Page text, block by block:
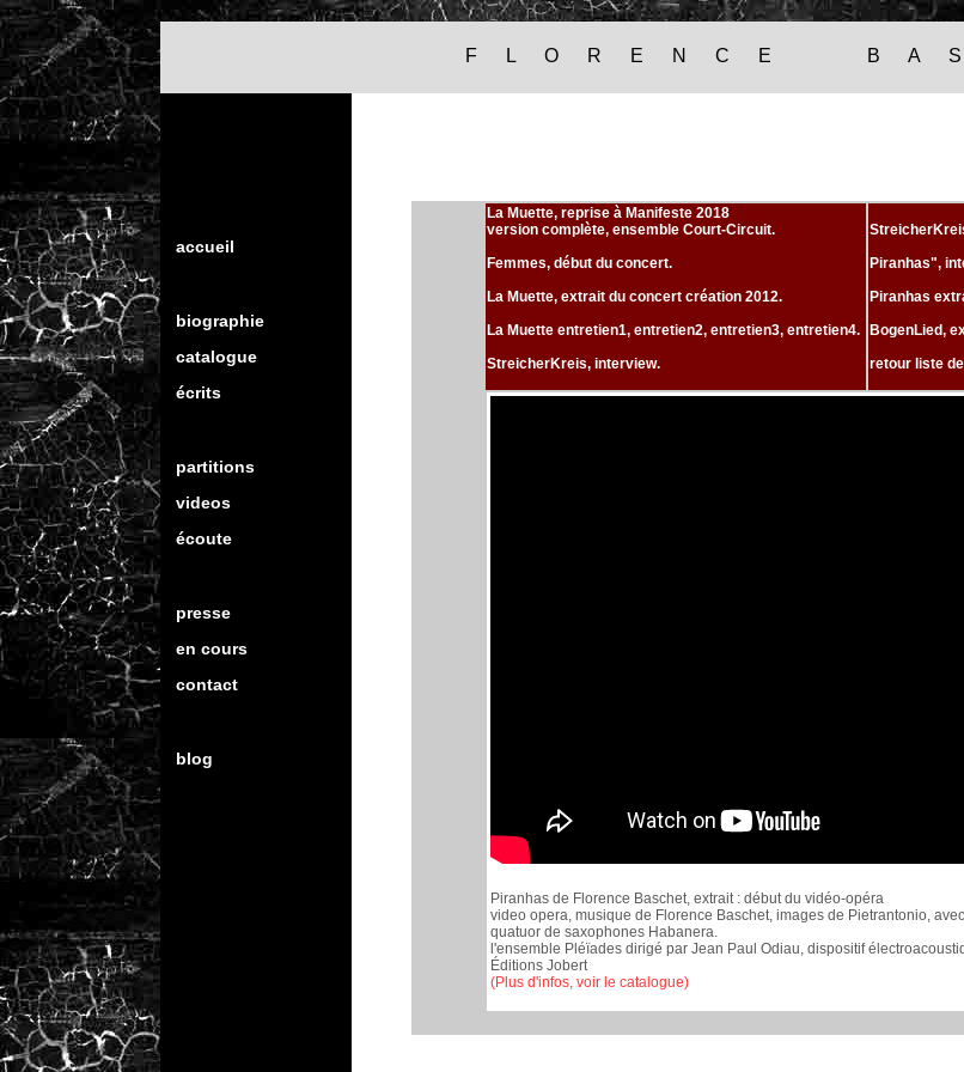
F L O R E N C E B A S
accueil
biographie
catalogue
écrits
partitions
videos
écoute
presse
en cours
contact
blog
La Muette, reprise à Manifeste 2018
version complète, ensemble Court-Circuit.
Femmes, début du concert.
La Muette, extrait du concert création 2012.
La Muette entretien1, entretien2, entretien3, entretien4.
StreicherKreis, interview.
Piranhas",
Piranhas
BogenLied,
retour liste
Piranhas de Florence Baschet, extrait : début du vidéo-opéra
video opera, musique de Florence Baschet, images de Pietrantonio,
quatuor de saxophones Habanera.
l'ensemble Pléïades dirigé par Jean Paul Odiau, dispositif
Éditions Jobert
(Plus d'infos, voir le catalogue)